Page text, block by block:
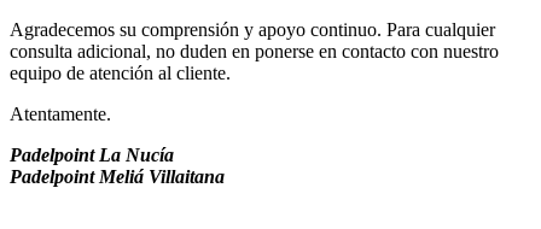
Agradecemos su comprensión y apoyo continuo. Para cualquier
consulta adicional, no duden en ponerse en contacto con nuestro
equipo de atención al cliente.
Atentamente.
Padelpoint La Nucía
Padelpoint Meliá Villaitana